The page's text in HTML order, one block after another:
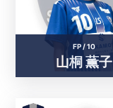
FP /10
山桐 薫子